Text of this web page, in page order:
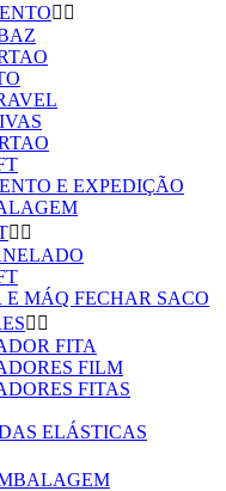
 
E EXPEDIÇÃO
 
MÁQ FECHAR SACO
 
FITA
FILM
FITAS
ELÁSTICAS